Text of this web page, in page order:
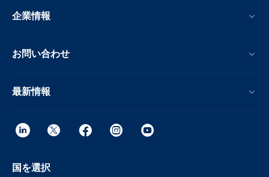
企業情報
お問い合わせ
最新情報
国を選択